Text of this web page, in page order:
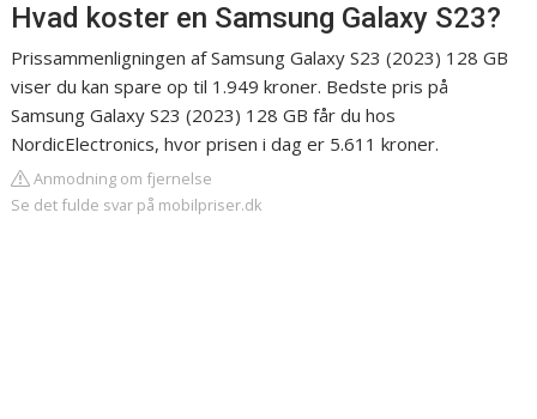
Hvad koster en Samsung Galaxy S23?
Prissammenligningen af Samsung Galaxy S23 (2023) 128 GB
viser du kan spare op til 1.949 kroner. Bedste pris på
Samsung Galaxy S23 (2023) 128 GB får du hos
NordicElectronics, hvor prisen i dag er 5.611 kroner.
Anmodning om fjernelse
Se det fulde svar på mobilpriser.dk